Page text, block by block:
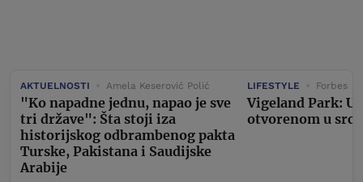
AKTUELNOSTI Amela Keserović Polić
"Ko napadne jednu, napao je sve
tri države": Šta stoji iza
historijskog odbrambenog pakta
Turske, Pakistana i Saudijske
Arabije
LIFESTYLE Forbes
Vigeland Park:
otvorenom u srcu